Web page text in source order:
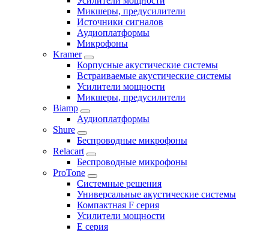
Микшеры, предусилители
Источники сигналов
Аудиоплатформы
Микрофоны
Kramer
Корпусные акустические системы
Встраиваемые акустические системы
Усилители мощности
Микшеры, предусилители
Biamp
Аудиоплатформы
Shure
Беспроводные микрофоны
Relacart
Беспроводные микрофоны
ProTone
Системные решения
Универсальные акустические системы
Компактная F серия
Усилители мощности
E серия